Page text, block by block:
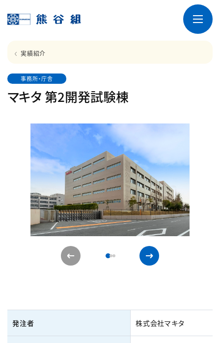
実績紹介
事務所・庁舎
マキタ 第2開発試験棟
発注者 株式会社マキタ